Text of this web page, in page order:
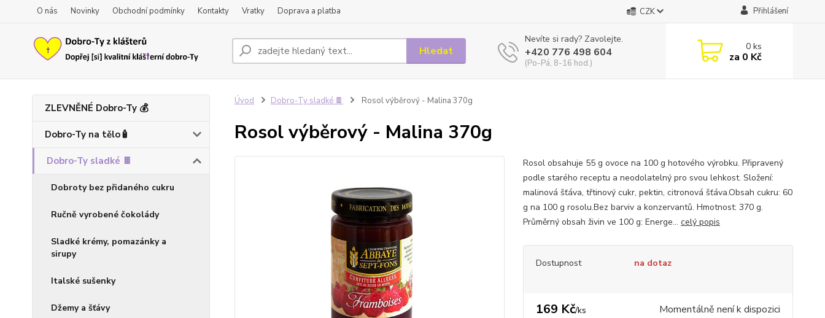
O nás Novinky Obchodní podmínky Kontakty Vratky Doprava a platba CZK Přihlášení
Hledat
Nevíte si rady? Zavolejte.
+420 776 498 604
(Po-Pá, 8-16 hod.)
0ks
za 0 Kč
ZLEVNĚNÉ Dobro-Ty 💰
Dobro-Ty na tělo🧴
Dobro-Ty sladké 🍫
Dobroty bez přidaného cukru
Ručně vyrobené čokolády
Sladké krémy, pomazánky a
sirupy
Italské sušenky
Džemy a šťávy
Úvod Dobro-Ty sladké 🍫 Rosol výběrový - Malina 370g
Rosol výběrový - Malina 370g
Rosol obsahuje 55 g ovoce na 100 g hotového výrobku. Připravený
podle starého receptu a neodolatelný pro svou lehkost. Složení:
malinová šťáva, třtinový cukr, pektin, citronová šťáva.Obsah cukru: 60
g na 100 g rosolu.Bez barviv a konzervantů. Hmotnost: 370 g.
Průměrný obsah živin ve 100 g: Energe... celý popis
Dostupnost na dotaz
169 Kč/ks Momentálně není k dispozici